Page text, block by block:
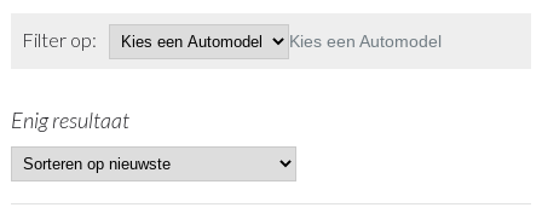
Filter op: Kies een Automodel
Enig resultaat